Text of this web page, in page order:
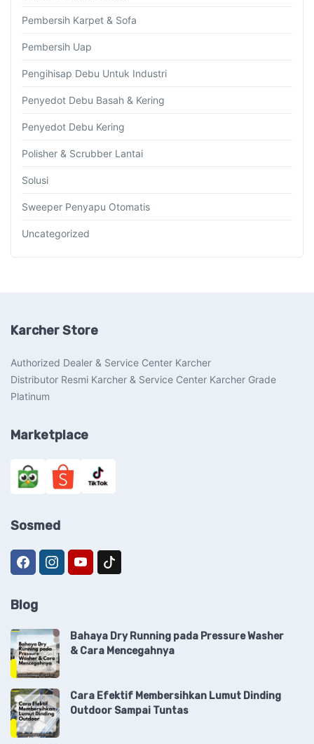
Pembersih Karpet & Sofa
Pembersih Uap
Pengihisap Debu Untuk Industri
Penyedot Debu Basah & Kering
Penyedot Debu Kering
Polisher & Scrubber Lantai
Solusi
Sweeper Penyapu Otomatis
Uncategorized
Karcher Store
Authorized Dealer & Service Center Karcher
Distributor Resmi Karcher & Service Center Karcher Grade
Platinum
Marketplace
Sosmed
Blog
Bahaya Dry Running pada Pressure Washer
& Cara Mencegahnya
Cara Efektif Membersihkan Lumut Dinding
Outdoor Sampai Tuntas